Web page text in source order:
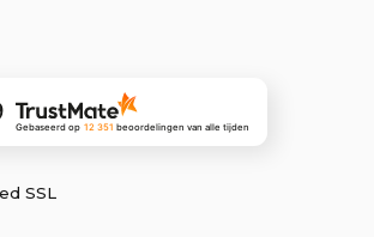
Gebaseerd op 12 351 beoordelingen van alle tijden
SSL